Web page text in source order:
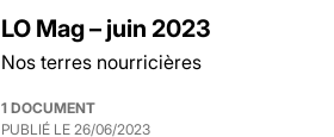
LO Mag – juin 2023
Nos terres nourricières
1 DOCUMENT
PUBLIÉ LE 26/06/2023